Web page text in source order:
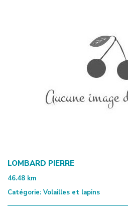
LOMBARD PIERRE
46.48 km
Catégorie: Volailles et lapins